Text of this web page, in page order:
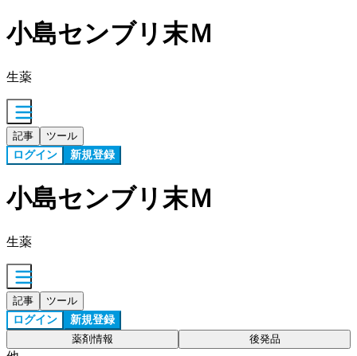
小島センブリ末Ｍ
生薬
記事 ツール
ログイン 新規登録
小島センブリ末Ｍ
生薬
記事 ツール
ログイン 新規登録
薬剤情報 後発品